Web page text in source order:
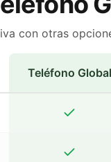
con otras
Teléfono Global